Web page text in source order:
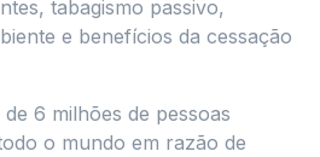
tabagismo passivo,
e benefícios da cessação
6 milhões de pessoas
o mundo em razão de